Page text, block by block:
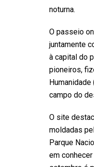
noturna.
O passeio
juntamente
à capital do
pioneiros,
campo do
O site
moldadas
Parque
em